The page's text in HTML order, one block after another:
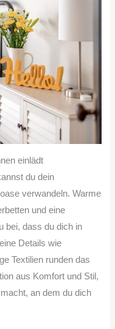
einlädt
du dein
verwandeln. Warme
und eine
bei, dass du dich in
Details wie
Textilien runden das
aus Komfort und Stil,
an dem du dich